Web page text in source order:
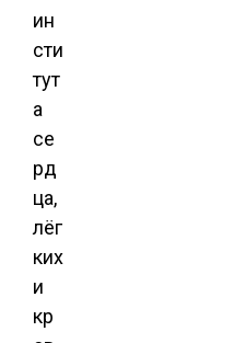
ин
сти
тут
а
се
рд
ца,
лёг
ких
и
кр